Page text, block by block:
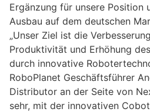
Ergänzung für unsere Position
Ausbau auf dem deutschen
„Unser Ziel ist die
Produktivität und Erhöhung
durch innovative
RoboPlanet Geschäftsführer
Distributor an der Seite von
sehr, mit der innovativen